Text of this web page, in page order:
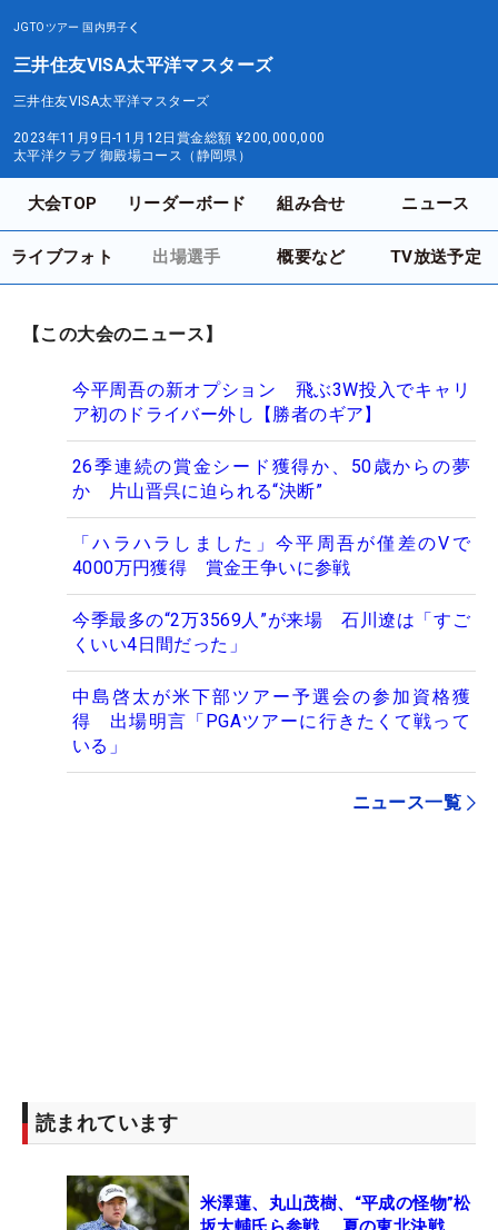
JGTOツアー 国内男子
三井住友VISA太平洋マスターズ
三井住友VISA太平洋マスターズ
2023年11月9日-11月12日 賞金総額 ¥200,000,000
太平洋クラブ 御殿場コース（静岡県）
大会TOP リーダーボード 組み合せ ニュース
ライブフォト 出場選手 概要など TV放送予定
【この大会のニュース】
今平周吾の新オプション 飛ぶ3W投入でキャリ
ア初のドライバー外し【勝者のギア】
26季連続の賞金シード獲得か、50歳からの夢
か 片山晋呉に迫られる“決断”
「ハラハラしました」今平周吾が僅差のVで
4000万円獲得 賞金王争いに参戦
今季最多の“2万3569人”が来場 石川遼は「すご
くいい4日間だった」
中島啓太が米下部ツアー予選会の参加資格獲
得 出場明言「PGAツアーに行きたくて戦って
いる」
ニュース一覧
読まれています
米澤蓮、丸山茂樹、“平成の怪物”松